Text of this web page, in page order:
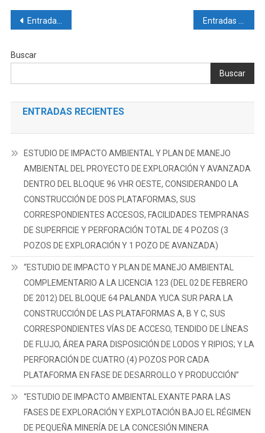
MINERÍA
ÁREA
OPERATIVA
CONCESIÓN
MINERA
PANANTZA
(CÓDIGO
102212)
Navegación
entradas
Entradas anteriores
Buscar
Buscar
ENTRADAS RECIENTES
ESTUDIO DE IMPACTO AMBIENTAL Y PLAN DE MANEJO
AMBIENTAL DEL PROYECTO DE EXPLORACIÓN Y AVANZADA
DENTRO DEL BLOQUE 96 VHR OESTE, CONSIDERANDO LA
CONSTRUCCIÓN DE DOS PLATAFORMAS, SUS
CORRESPONDIENTES ACCESOS, FACILIDADES TEMPRANAS
DE SUPERFICIE Y PERFORACIÓN TOTAL DE 4 POZOS (3
POZOS DE EXPLORACIÓN Y 1 POZO DE AVANZADA)
“ESTUDIO DE IMPACTO Y PLAN DE MANEJO AMBIENTAL
COMPLEMENTARIO A LA LICENCIA 123 (DEL 02 DE FEBRERO
DE 2012) DEL BLOQUE 64 PALANDA YUCA SUR PARA LA
CONSTRUCCIÓN DE LAS PLATAFORMAS A, B Y C, SUS
CORRESPONDIENTES VÍAS DE ACCESO, TENDIDO DE LÍNEAS
DE FLUJO, ÁREA PARA DISPOSICIÓN DE LODOS Y RIPIOS; Y LA
PERFORACIÓN DE CUATRO (4) POZOS POR CADA
PLATAFORMA EN FASE DE DESARROLLO Y PRODUCCIÓN”
“ESTUDIO DE IMPACTO AMBIENTAL EXANTE PARA LAS
FASES DE EXPLORACIÓN Y EXPLOTACIÓN BAJO EL RÉGIMEN
DE PEQUEÑA MINERÍA DE LA CONCESIÓN MINERA